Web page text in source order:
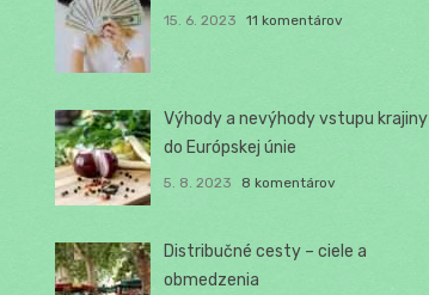
15. 6. 2023 11 komentárov
Výhody a nevýhody vstupu krajiny
do Európskej únie
5. 8. 2023 8 komentárov
Distribučné cesty – ciele a
obmedzenia